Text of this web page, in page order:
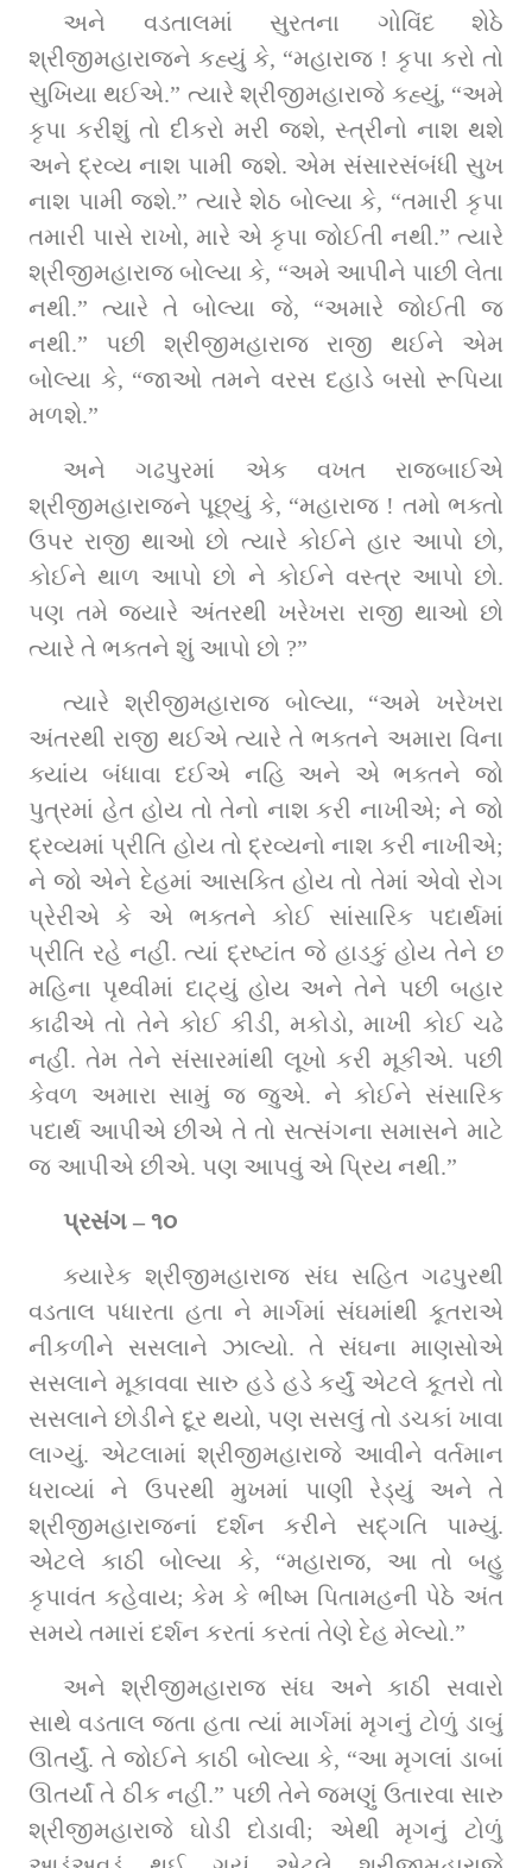
અને વડતાલમાં સુરતના ગોવિંદ શેઠે
શ્રીજીમહારાજને કહ્યું કે, “મહારાજ ! કૃપા કરો તો
સુખિયા થઈએ.” ત્‍યારે શ્રીજીમહારાજે કહ્યું, “અમે
કૃપા કરીશું તો દીકરો મરી જશે, સ્ત્રીનો નાશ થશે
અને દ્રવ્ય નાશ પામી જશે. એમ સંસારસંબંધી સુખ
નાશ પામી જશે.” ત્‍યારે શેઠ બોલ્‍યા કે, “તમારી કૃપા
તમારી પાસે રાખો, મારે એ કૃપા જોઈતી નથી.” ત્‍યારે
શ્રીજીમહારાજ બોલ્‍યા કે, “અમે આપીને પાછી લેતા
નથી.” ત્‍યારે તે બોલ્‍યા જે, “અમારે જોઈતી જ
નથી.” પછી શ્રીજીમહારાજ રાજી થઈને એમ
બોલ્‍યા કે, “જાઓ તમને વરસ દહાડે બસો રૂપિયા
મળશે.”
અને ગઢપુરમાં એક વખત રાજબાઈએ
શ્રીજીમહારાજને પૂછ્યું કે, “મહારાજ ! તમો ભક્તો
ઉપર રાજી થાઓ છો ત્‍યારે કોઈને હાર આપો છો,
કોઈને થાળ આપો છો ને કોઈને વસ્‍ત્ર આપો છો.
પણ તમે જ્યારે અંતરથી ખરેખરા રાજી થાઓ છો
ત્‍યારે તે ભક્તને શું આપો છો ?”
ત્‍યારે શ્રીજીમહારાજ બોલ્‍યા, “અમે ખરેખરા
અંતરથી રાજી થઈએ ત્‍યારે તે ભક્તને અમારા વિના
ક્યાંય બંધાવા દઈએ નહિ અને એ ભક્તને જો
પુત્રમાં હેત હોય તો તેનો નાશ કરી નાખીએ; ને જો
દ્રવ્યમાં પ્રીતિ હોય તો દ્રવ્યનો નાશ કરી નાખીએ;
ને જો એને દેહમાં આસક્તિ હોય તો તેમાં એવો રોગ
પ્રેરીએ કે એ ભક્તને કોઈ સાંસારિક પદાર્થમાં
પ્રીતિ રહે નહીં. ત્‍યાં દ્રષ્‍ટાંત જે હાડકું હોય તેને છ
મહિના પૃથ્‍વીમાં દાટ્યું હોય અને તેને પછી બહાર
કાઢીએ તો તેને કોઈ કીડી, મકોડો, માખી કોઈ ચઢે
નહીં. તેમ તેને સંસારમાંથી લૂખો કરી મૂકીએ. પછી
કેવળ અમારા સામું જ જુએ. ને કોઈને સંસારિક
પદાર્થ આપીએ છીએ તે તો સત્‍સંગના સમાસને માટે
જ આપીએ છીએ. પણ આપવું એ ‍‍‍પ્રિય નથી.”‍
પ્રસંગ – ૧૦
ક્યારેક શ્રીજીમહારાજ સંઘ સહિત ગઢપુરથી
વડતાલ પધારતા હતા ને માર્ગમાં સંઘમાંથી કૂતરાએ
નીકળીને સસલાને ઝાલ્‍યો. તે સંઘના માણસોએ
સસલાને મૂકાવવા સારુ હડે હડે કર્યું એટલે કૂતરો તો
સસલાને છોડીને દૂર થયો, પણ સસલું તો ડચકાં ખાવા
લાગ્‍યું. એટલામાં શ્રીજીમહારાજે આવીને વર્તમાન
ધરાવ્યાં ને ઉપરથી મુખમાં પાણી રેડ્યું અને તે
શ્રીજીમહારાજનાં દર્શન કરીને સદ્ગતિ પામ્યું.
એટલે કાઠી બોલ્‍યા કે, “મહારાજ, આ તો બહુ
કૃપાવંત કહેવાય; કેમ કે ભીષ્‍મ પિતામહની પેઠે અંત
સમયે તમારાં દર્શન કરતાં કરતાં તેણે દેહ મેલ્‍યો.”
અને શ્રીજીમહારાજ સંઘ અને કાઠી સવારો
સાથે વડતાલ જતા હતા ત્‍યાં માર્ગમાં મૃગનું ટોળું ડાબું
ઊતર્યું. તે જોઈને કાઠી બોલ્‍યા કે, “આ મૃગલાં ડાબાં
ઊતર્યાં તે ઠીક નહીં.” પછી તેને જમણું ઉતારવા સારુ
શ્રીજીમહારાજે ઘોડી દોડાવી; એથી મૃગનું ટોળું